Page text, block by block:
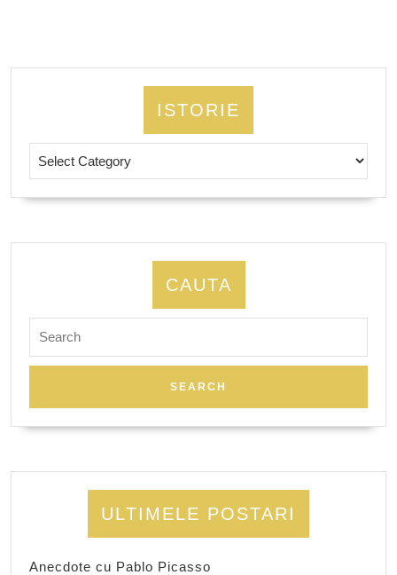
ISTORIE
CAUTA
for:
ULTIMELE POSTARI
Anecdote cu Pablo Picasso